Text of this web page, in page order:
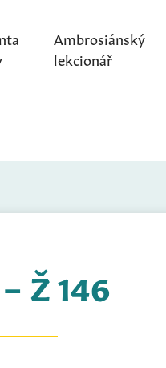
Ambrosiánský
lekcionář
Ž 146